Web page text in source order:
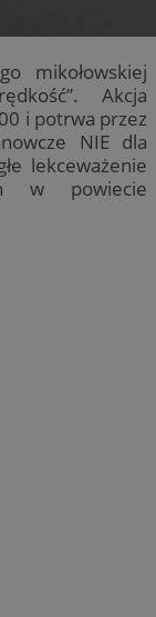
mikołowskiej
Akcja
i potrwa przez
NIE dla
lekceważenie
w powiecie